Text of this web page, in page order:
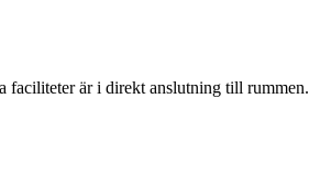
faciliteter är i direkt anslutning till rummen.